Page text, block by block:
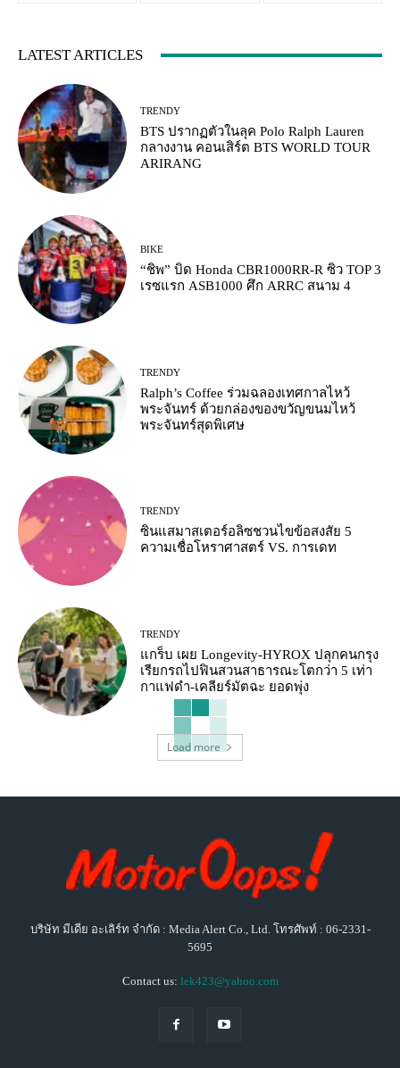
LATEST ARTICLES
TRENDY
BTS ปรากฏตัวในลุค Polo Ralph Lauren
กลางงาน คอนเสิร์ต BTS WORLD TOUR
ARIRANG
BIKE
“ชิพ” บิด Honda CBR1000RR-R ซิว TOP 3
เรซแรก ASB1000 ศึก ARRC สนาม 4
TRENDY
Ralph’s Coffee ร่วมฉลองเทศกาลไหว้
พระจันทร์ ด้วยกล่องของขวัญขนมไหว้
พระจันทร์สุดพิเศษ
TRENDY
ซินแสมาสเตอร์อลิซชวนไขข้อสงสัย 5
ความเชื่อโหราศาสตร์ VS. การเดท
TRENDY
แกร็บ เผย Longevity-HYROX ปลุกคนกรุง
เรียกรถไปฟินสวนสาธารณะโตกว่า 5 เท่า
กาแฟดำ-เคลียร์มัตฉะ ยอดพุ่ง
Load more
บริษัท มีเดีย อะเลิร์ท จำกัด : Media Alert Co., Ltd. โทรศัพท์ : 06-2331-
5695
Contact us: lek423@yahoo.com